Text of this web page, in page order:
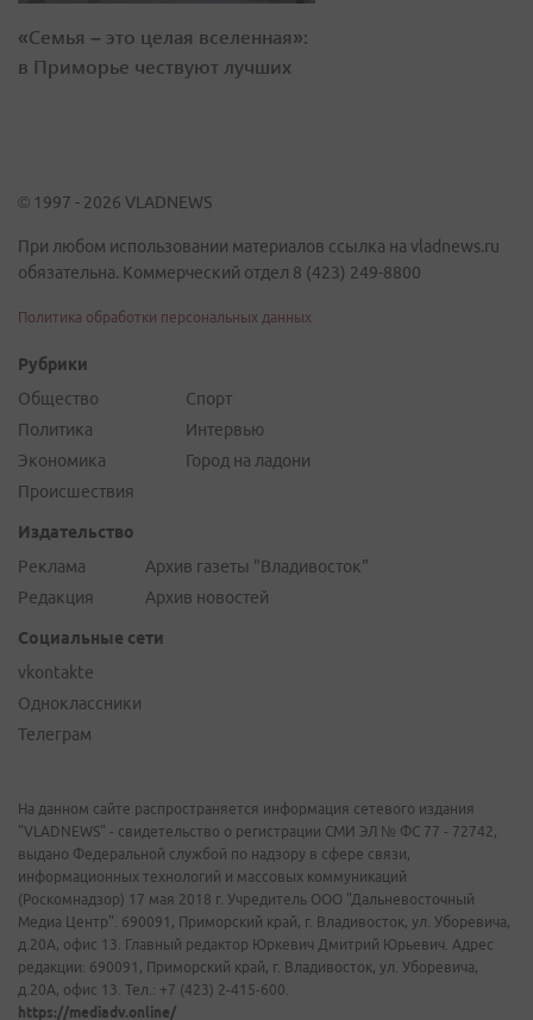
«Семья – это целая вселенная»:
в Приморье чествуют лучших
© 1997 - 2026 VLADNEWS
При любом использовании материалов ссылка на vladnews.ru
обязательна. Коммерческий отдел 8 (423) 249-8800
Политика обработки персональных данных
Рубрики
Общество
Политика
Экономика
Происшествия
Спорт
Интервью
Город на ладони
Издательство
Реклама
Редакция
Архив газеты "Владивосток"
Архив новостей
Социальные сети
vkontakte
Одноклассники
Телеграм
На данном сайте распространяется информация сетевого издания
"VLADNEWS" - свидетельство о регистрации СМИ ЭЛ № ФС 77 - 72742,
выдано Федеральной службой по надзору в сфере связи,
информационных технологий и массовых коммуникаций
(Роскомнадзор) 17 мая 2018 г. Учредитель ООО "Дальневосточный
Медиа Центр". 690091, Приморский край, г. Владивосток, ул. Уборевича,
д.20А, офис 13. Главный редактор Юркевич Дмитрий Юрьевич. Адрес
редакции: 690091, Приморский край, г. Владивосток, ул. Уборевича,
д.20А, офис 13. Тел.: +7 (423) 2-415-600.
https://mediadv.online/